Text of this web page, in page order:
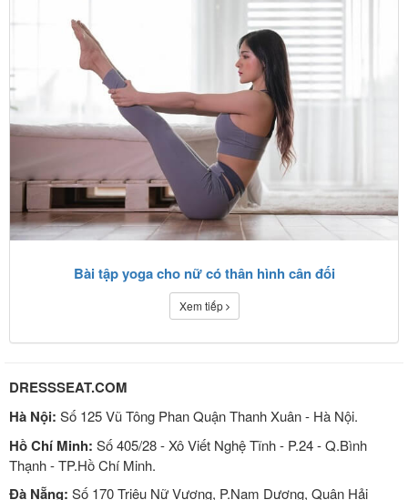
Bài tập yoga cho nữ có thân hình cân đối
Xem tiếp
DRESSSEAT.COM
Hà Nội: Số 125 Vũ Tông Phan Quận Thanh Xuân - Hà Nội.
Hồ Chí Minh: Số 405/28 - Xô Viết Nghệ Tĩnh - P.24 - Q.Bình
Thạnh - TP.Hồ Chí Minh.
Đà Nẵng: Số 170 Triệu Nữ Vương, P.Nam Dương, Quận Hải